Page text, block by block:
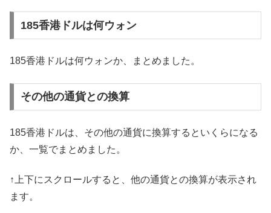
185香港ドルは何ウォン
185香港ドルは何ウォンか、まとめました。
その他の通貨との換算
185香港ドルは、その他の通貨に換算するといくらになる
か、一覧でまとめました。
↑上下にスクロールすると、他の通貨との換算が表示され
ます。